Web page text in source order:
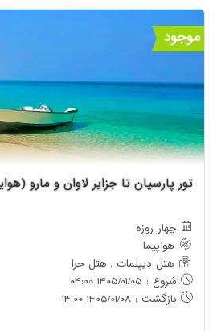
موجود
تور پارسیان تا جزایر لاوان و مارو
چهار روزه
هواپیما
هتل دیپلمات , هتل حرا
شروع : 1405/01/05 04:00
بازگشت : 1405/01/08 14:00